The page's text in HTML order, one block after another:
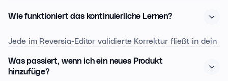
und traditionell), Koreanisch, Arabisch, und der meisten
Wie funktioniert das kontinuierliche Lernen?
Jede im Reversia-Editor validierte Korrektur fließt in dein
Durchläufen konsultiert die Engine dieses Memory vor
Was passiert, wenn ich ein neues Produkt
hinzufüge?